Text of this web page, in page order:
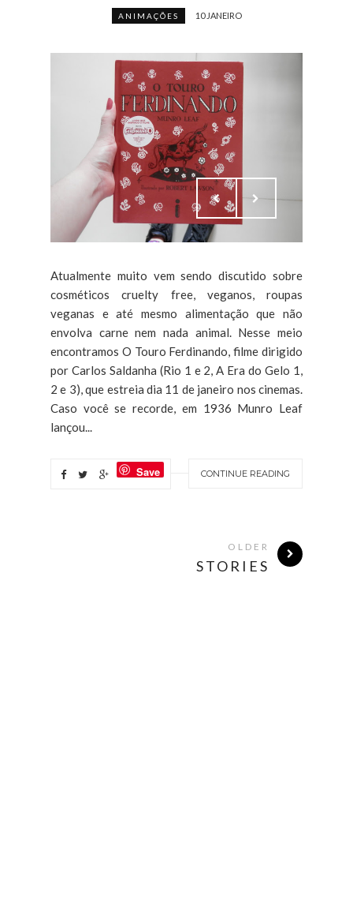
ANIMAÇÕES 10 JANEIRO
Atualmente muito vem sendo discutido sobre
cosméticos cruelty free, veganos, roupas
veganas e até mesmo alimentação que não
envolva carne nem nada animal. Nesse meio
encontramos O Touro Ferdinando, filme dirigido
por Carlos Saldanha (Rio 1 e 2, A Era do Gelo 1,
2 e 3), que estreia dia 11 de janeiro nos cinemas.
Caso você se recorde, em 1936 Munro Leaf
lançou...
CONTINUE READING
Save
OLDER
STORIES